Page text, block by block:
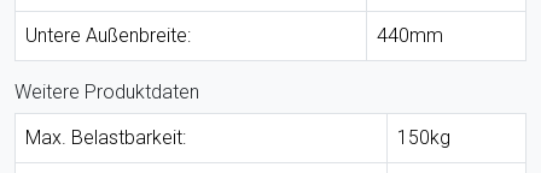
Untere Außenbreite: 440mm
Weitere Produktdaten
Max. Belastbarkeit:
150kg